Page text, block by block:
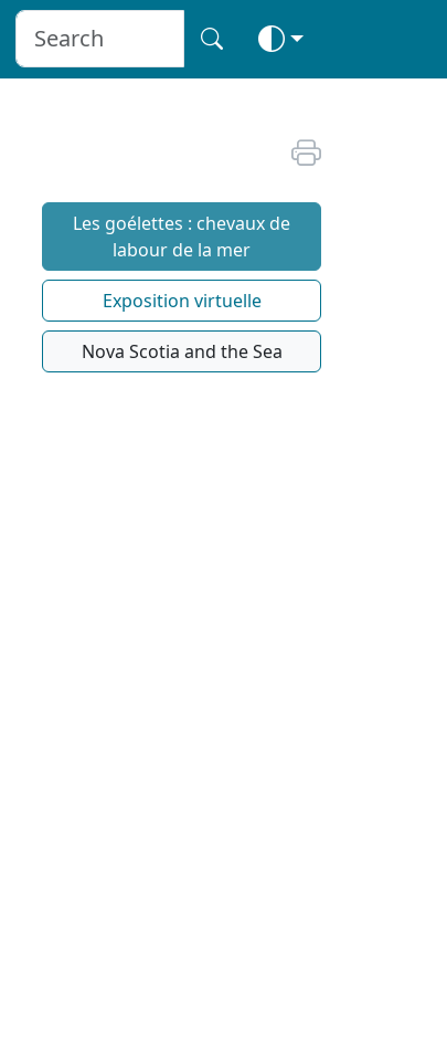
Les goélettes : chevaux de
labour de la mer
Exposition virtuelle
Nova Scotia and the Sea